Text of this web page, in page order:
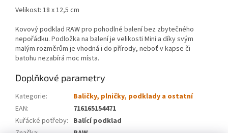
Velikost: 18 x 12,5 cm
Kovový podklad RAW pro pohodlné balení bez zbytečného
nepořádku. Podložka na balení je velikosti Mini a díky svým
malým rozměrům je vhodná i do přírody, neboť v kapse či
batohu nezabírá moc místa.
Doplňkové parametry
Kategorie:
Baličky, plničky, podklady a ostatní
EAN:
716165154471
Kuřácké potřeby: Balící podklad